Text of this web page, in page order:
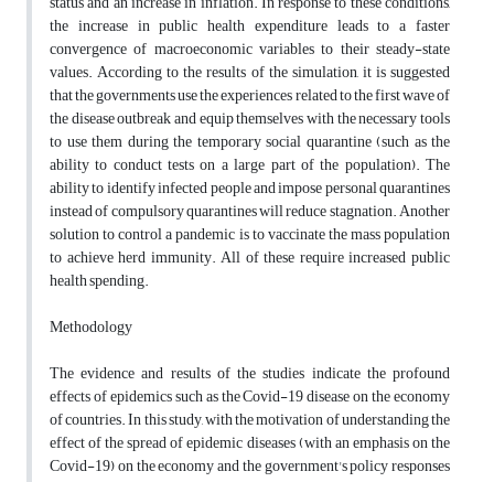
the increase in public health expenditure leads to a faster
convergence of macroeconomic variables to their steady-state
values. According to the results of the simulation, it is suggested
that the governments use the experiences related to the first wave of
the disease outbreak and equip themselves with the necessary tools
to use them during the temporary social quarantine (such as the
ability to conduct tests on a large part of the population). The
ability to identify infected people and impose personal quarantines
instead of compulsory quarantines will reduce stagnation. Another
solution to control a pandemic is to vaccinate the mass population
to achieve herd immunity. All of these require increased public
health spending.
Methodology
The evidence and results of the studies indicate the profound
effects of epidemics such as the Covid-19 disease on the economy
of countries. In this study, with the motivation of understanding the
effect of the spread of epidemic diseases (with an emphasis on the
Covid-19) on the economy and the government's policy responses